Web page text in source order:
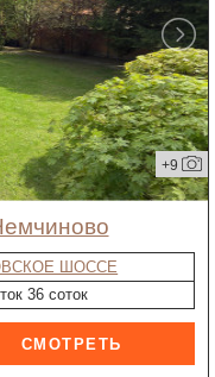
+9
ШОССЕ
36 соток